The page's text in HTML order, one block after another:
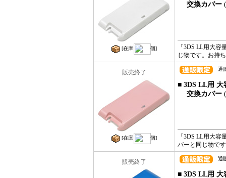
[在庫 個]
交換カバー
「3DS LL用大
じ物です。お持
販売終了
[在庫 個]
通
■ 3DS LL用 大
交換カバー
「3DS LL用大
バーと同じ物で
販売終了 通
■ 3DS LL用 大